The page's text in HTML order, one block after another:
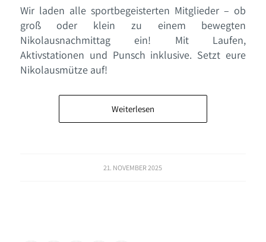
Wir laden alle sportbegeisterten Mitglieder – ob
groß oder klein zu einem bewegten
Nikolausnachmittag ein! Mit Laufen,
Aktivstationen und Punsch inklusive. Setzt eure
Nikolausmütze auf!
Weiterlesen
21. NOVEMBER 2025